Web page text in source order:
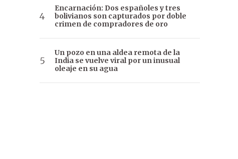
Encarnación: Dos españoles y tres
bolivianos son capturados por doble
crimen de compradores de oro
Un pozo en una aldea remota de la
India se vuelve viral por un inusual
oleaje en su agua